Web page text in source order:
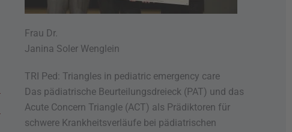
Frau Dr.
Janina Soler Wenglein
TRI Ped: Triangles in pediatric emergency care
Das pädiatrische Beurteilungsdreieck (PAT) und das
Acute Concern Triangle (ACT) als Prädiktoren für
schwere Krankheitsverläufe bei pädiatrischen